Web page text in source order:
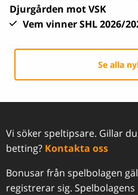
Djurgården mot VSK
Vem vinner SHL 2026/
Se alla
Vi söker speltipsare. Gillar
betting? Kontakta oss
Bonusar från spelbolagen
registrerar sig.